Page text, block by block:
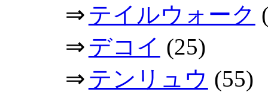
⇒ テイルウォーク
⇒ デコイ (25)
⇒ テンリュウ (55)